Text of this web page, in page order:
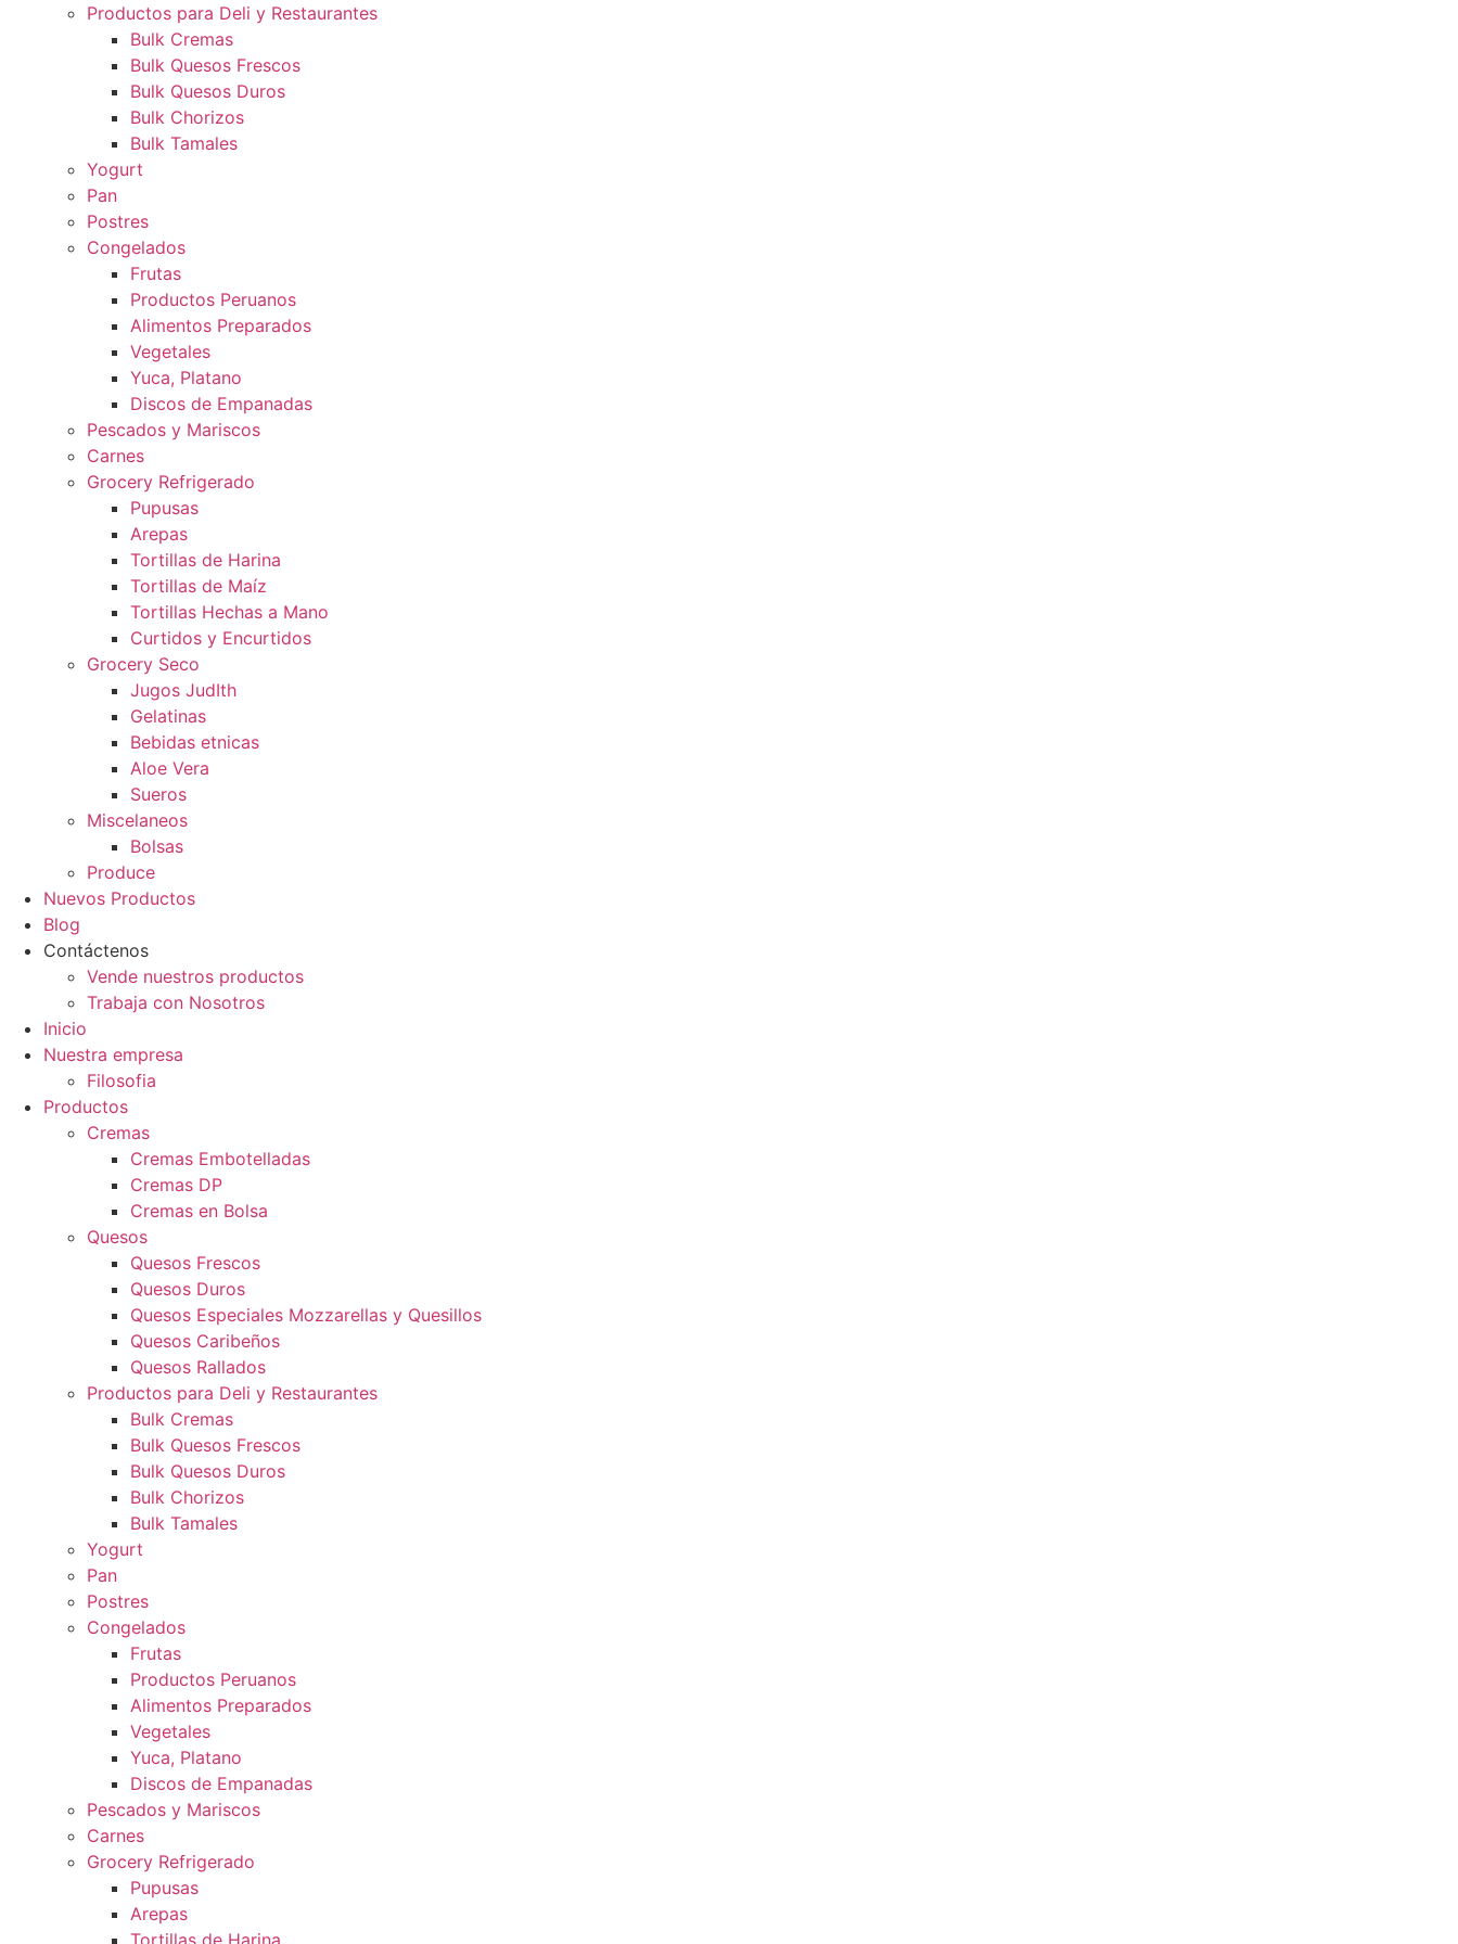
Productos para Deli y Restaurantes
Bulk Cremas
Bulk Quesos Frescos
Bulk Quesos Duros
Bulk Chorizos
Bulk Tamales
Yogurt
Pan
Postres
Congelados
Frutas
Productos Peruanos
Alimentos Preparados
Vegetales
Yuca, Platano
Discos de Empanadas
Pescados y Mariscos
Carnes
Grocery Refrigerado
Pupusas
Arepas
Tortillas de Harina
Tortillas de Maíz
Tortillas Hechas a Mano
Curtidos y Encurtidos
Grocery Seco
Jugos JudIth
Gelatinas
Bebidas etnicas
Aloe Vera
Sueros
Miscelaneos
Bolsas
Produce
Nuevos Productos
Blog
Contáctenos
Vende nuestros productos
Trabaja con Nosotros
Inicio
Nuestra empresa
Filosofia
Productos
Cremas
Cremas Embotelladas
Cremas DP
Cremas en Bolsa
Quesos
Quesos Frescos
Quesos Duros
Quesos Especiales Mozzarellas y Quesillos
Quesos Caribeños
Quesos Rallados
Productos para Deli y Restaurantes
Bulk Cremas
Bulk Quesos Frescos
Bulk Quesos Duros
Bulk Chorizos
Bulk Tamales
Yogurt
Pan
Postres
Congelados
Frutas
Productos Peruanos
Alimentos Preparados
Vegetales
Yuca, Platano
Discos de Empanadas
Pescados y Mariscos
Carnes
Grocery Refrigerado
Pupusas
Arepas
Tortillas de Harina